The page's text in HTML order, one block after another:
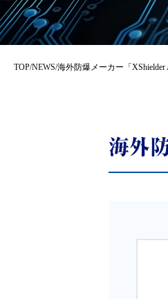
TOP/NEWS/海外防爆メーカー「
海外